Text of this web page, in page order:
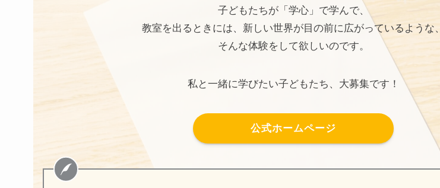
子どもたちが「学心」で学んで、
教室を出るときには、新しい世界が目の前に広がっているような、
そんな体験をして欲しいのです。
私と一緒に学びたい子どもたち、大募集です！
公式ホームページ